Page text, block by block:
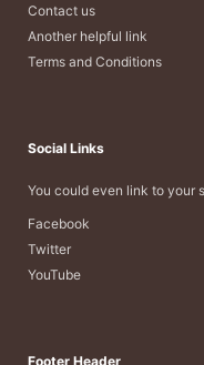
Contact us
Another helpful link
Terms and Conditions
Social Links
You could even link to your
Facebook
Twitter
YouTube
Footer Header